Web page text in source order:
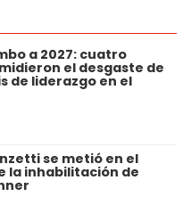
a 2027: cuatro
el desgaste de
de liderazgo en el
se metió en el
la inhabilitación de